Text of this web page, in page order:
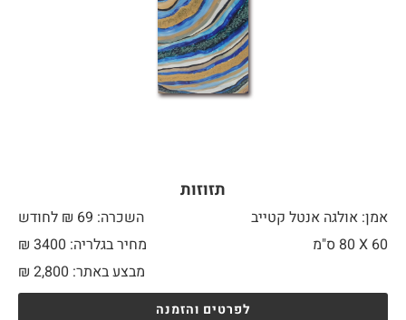
תזוזות
אמן: אולגה אנטל קטייב
השכרה: 69 ₪ לחודש
60 X
מחיר בגלריה: 3400 ₪
מבצע באתר:
₪ 2,800
לפרטים והזמנה